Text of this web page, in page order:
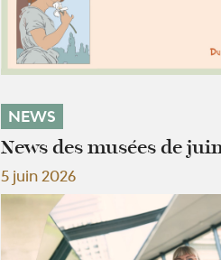
NEWS
News des musées de
5 juin 2026